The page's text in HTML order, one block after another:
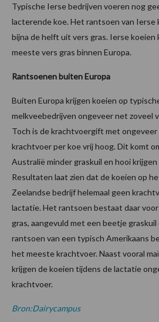
Typische Ierse bedrijven voeren nog
lacterende koe. Het rantsoen van
bijna de helft uit vers gras. Ierse koeien
meeste vers gras binnen Europa.
Rantsoenen buiten Europa
Buiten Europa krijgen koeien op
melkveebedrijven ongeveer net zoveel
Toch is de krachtvoergift met ongeveer
krachtvoer per koe vrij hoog. Dit komt
Australië minder graskuil en hooi krijgen
Resultaten laat zien dat de koeien op
Zeelandse bedrijf helemaal geen
lactatie. Het rantsoen bestaat daar
gras, aangevuld met een beetje
rantsoen van een typisch Amerikaans
het meeste krachtvoer. Naast vooral
krijgen de koeien tijdens de lactatie
krachtvoer.
Bron:Dairycampus